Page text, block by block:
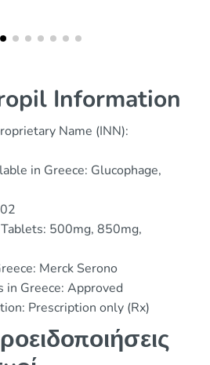
Information
Name (INN):
in Greece: Glucophage,
500mg, 850mg,
Merck Serono
in Greece: Approved
Prescription only (Rx)